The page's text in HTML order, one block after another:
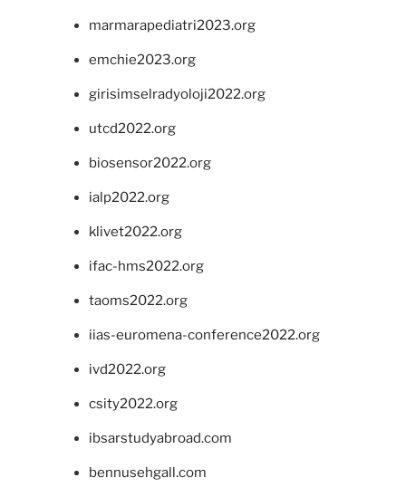
marmarapediatri2023.org
emchie2023.org
girisimselradyoloji2022.org
utcd2022.org
biosensor2022.org
ialp2022.org
klivet2022.org
ifac-hms2022.org
taoms2022.org
iias-euromena-conference2022.org
ivd2022.org
csity2022.org
ibsarstudyabroad.com
bennusehgall.com